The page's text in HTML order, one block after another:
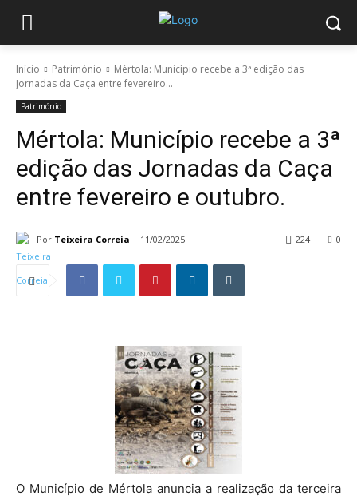
Início Património
Mértola: Município recebe a 3ª edição das
Jornadas da Caça entre fevereiro...
Património
Mértola: Município recebe a 3ª
edição das Jornadas da Caça
entre fevereiro e outubro.
Por Teixeira Correia 11/02/2025 0
224
O Município de Mértola anuncia a realização da terceira